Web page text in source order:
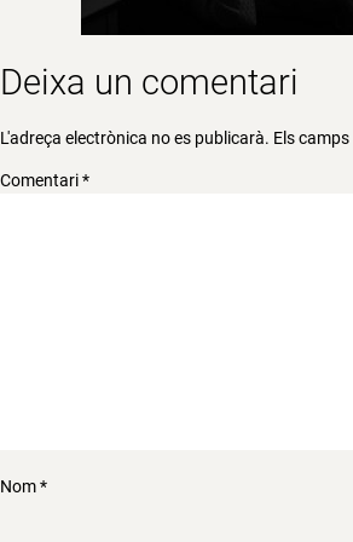
Deixa un comentari
L'adreça electrònica no es publicarà. Els
Comentari*
Nom*